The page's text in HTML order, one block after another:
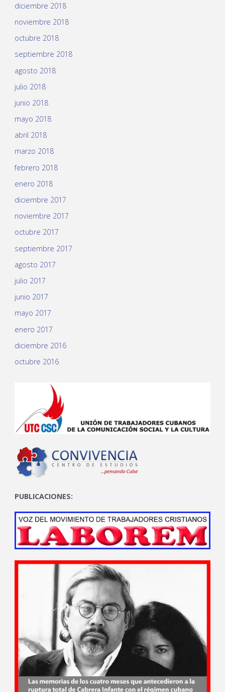
diciembre 2018
noviembre 2018
octubre 2018
septiembre 2018
agosto 2018
julio 2018
junio 2018
mayo 2018
abril 2018
marzo 2018
febrero 2018
enero 2018
diciembre 2017
noviembre 2017
octubre 2017
septiembre 2017
agosto 2017
julio 2017
junio 2017
mayo 2017
enero 2017
diciembre 2016
octubre 2016
PUBLICACIONES: